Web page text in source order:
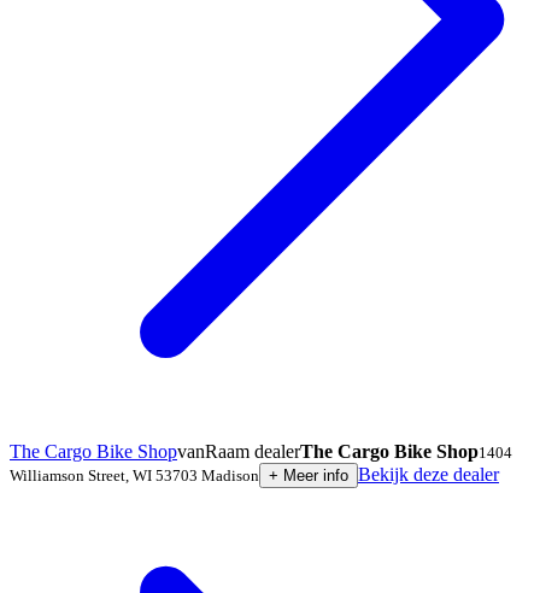
The Cargo Bike ShopvanRaam dealerThe Cargo Bike Shop1404
Williamson Street WI 53703 Madison + Meer info Bekijk deze dealer